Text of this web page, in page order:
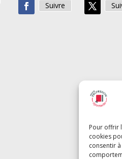
Pour offrir
cookies
consentir
Suivre